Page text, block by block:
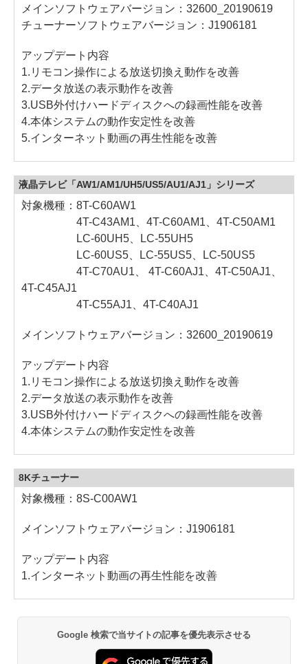
メインソフトウェアバージョン：32600_20190619
チューナーソフトウェアバージョン：J1906181
アップデート内容
1.リモコン操作による放送切換え動作を改善
2.データ放送の表示動作を改善
3.USB外付けハードディスクへの録画性能を改善
4.本体システムの動作安定性を改善
5.インターネット動画の再生性能を改善
液晶テレビ「AW1/AM1/UH5/US5/AU1/AJ1」シリーズ
対象機種：8T-C60AW1
4T-C43AM1、4T-C60AM1、4T-C50AM1
LC-60UH5、LC-55UH5
LC-60US5、LC-55US5、LC-50US5
4T-C70AU1、 4T-C60AJ1、4T-C50AJ1、
4T-C45AJ1
4T-C55AJ1、4T-C40AJ1
メインソフトウェアバージョン：32600_20190619
アップデート内容
1.リモコン操作による放送切換え動作を改善
2.データ放送の表示動作を改善
3.USB外付けハードディスクへの録画性能を改善
4.本体システムの動作安定性を改善
8Kチューナー
対象機種：8S-C00AW1
メインソフトウェアバージョン：J1906181
アップデート内容
1.インターネット動画の再生性能を改善
Google 検索で当サイトの記事を優先表示させる